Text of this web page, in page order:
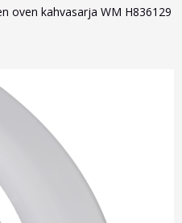
oven kahvasarja WM H836129